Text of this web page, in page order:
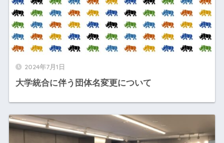
2024年7月1日
大学統合に伴う団体名変更について